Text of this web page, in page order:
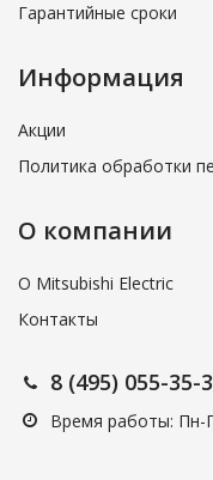
Гарантийные сроки
Информация
Акции
Политика обработки
О компании
О Mitsubishi Electric
Контакты
8 (495) 055-35-
Время работы: Пн-